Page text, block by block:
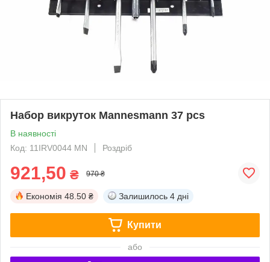
Набор викруток Mannesmann 37 pcs
В наявності
Код: 11IRV0044 MN
Роздріб
921,50 ₴ 970 ₴
Економія 48.50 ₴ Залишилось 4 дні
Купити
або